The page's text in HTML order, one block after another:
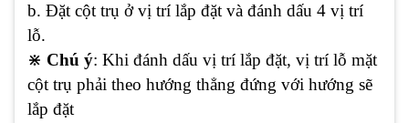
b. Đặt cột trụ ở vị trí lắp đặt và đánh dấu 4 vị trí
lỗ.
⋇ Chú ý: Khi đánh dấu vị trí lắp đặt, vị trí lỗ mặt
cột trụ phải theo hướng thẳng đứng với hướng sẽ
lắp đặt